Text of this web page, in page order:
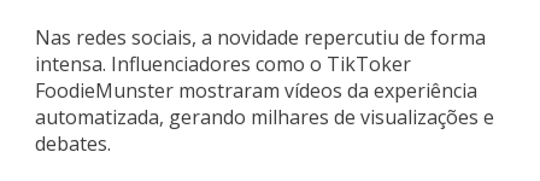
Nas redes sociais, a novidade repercutiu de forma
intensa. Influenciadores como o TikToker
FoodieMunster mostraram vídeos da experiência
automatizada, gerando milhares de visualizações e
debates.